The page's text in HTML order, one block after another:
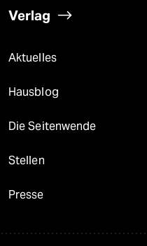
Verlag
Aktuelles
Hausblog
Die Seitenwende
Stellen
Presse